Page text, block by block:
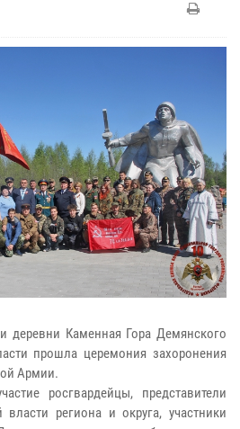
деревни Каменная Гора Демянского
прошла церемония захоронения
Армии.
росгвардейцы, представители
власти региона и округа, участники